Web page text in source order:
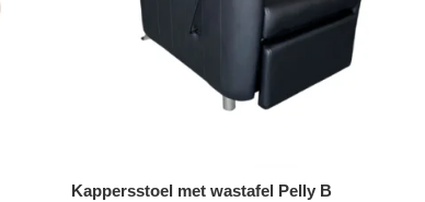
Kappersstoel met wastafel Pelly B